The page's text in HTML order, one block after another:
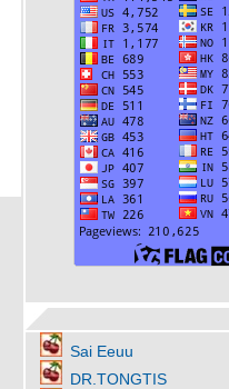
Sai Eeuu
DR.TONGTIS